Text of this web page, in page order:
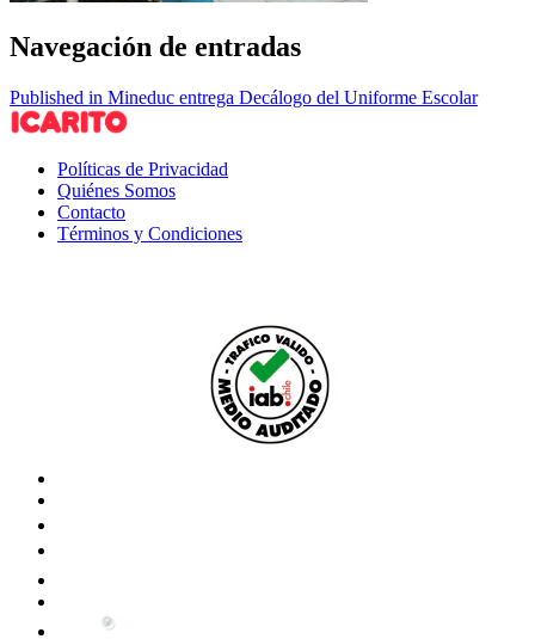
Navegación de entradas
Published in Mineduc entrega Decálogo del Uniforme Escolar
Políticas de Privacidad
Quiénes Somos
Contacto
Términos y Condiciones